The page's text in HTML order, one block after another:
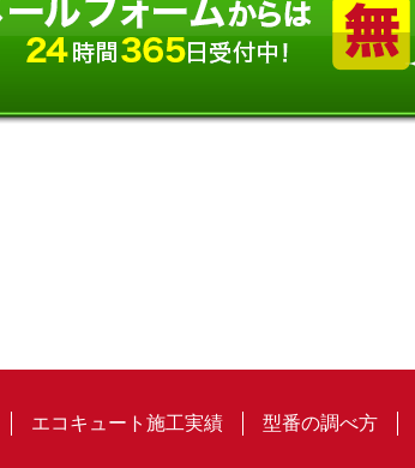
エコキュート施工実績 型番の調べ方